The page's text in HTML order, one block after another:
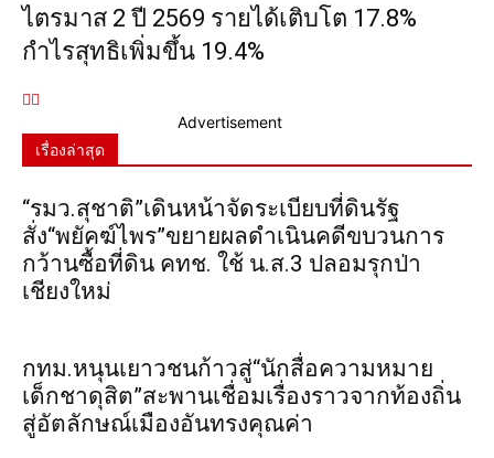
ไตรมาส 2 ปี 2569 รายได้เติบโต 17.8%
กำไรสุทธิเพิ่มขึ้น 19.4%
Advertisement
เรื่องล่าสุด
“รมว.สุชาติ”เดินหน้าจัดระเบียบที่ดินรัฐ
สั่ง“พยัคฆ์ไพร”ขยายผลดำเนินคดีขบวนการ
กว้านซื้อที่ดิน คทช. ใช้ น.ส.3 ปลอมรุกป่า
เชียงใหม่
กทม.หนุนเยาวชนก้าวสู่“นักสื่อความหมาย
เด็กชาดุสิต”สะพานเชื่อมเรื่องราวจากท้องถิ่น
สู่อัตลักษณ์เมืองอันทรงคุณค่า